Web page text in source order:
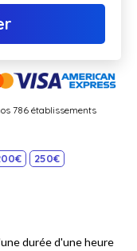
786 établissements
250€
durée d'une heure